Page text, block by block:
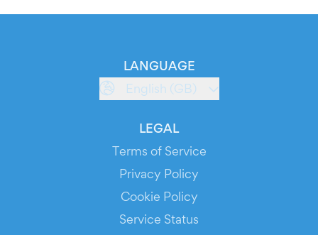
LANGUAGE
English (GB)
LEGAL
Terms of Service
Privacy Policy
Cookie Policy
Service Status